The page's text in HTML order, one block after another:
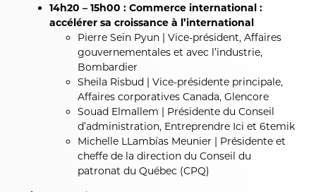
14h20 – 15h00 : Commerce international :
accélérer sa croissance à l’international
Pierre Seïn Pyun | Vice-président, Affaires
gouvernementales et avec l’industrie,
Bombardier
Sheila Risbud | Vice-présidente principale,
Affaires corporatives Canada, Glencore
Souad Elmallem | Présidente du Conseil
d’administration, Entreprendre Ici et 6temik
Michelle LLambías Meunier | Présidente et
cheffe de la direction du Conseil du
patronat du Québec (CPQ)